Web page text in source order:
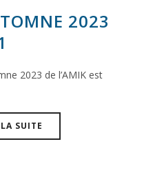
2023
2023 de l’AMIK est
SUITE